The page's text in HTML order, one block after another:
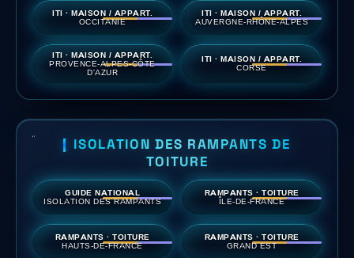
ITI · MAISON / APPART.
OCCITANIE
ITI · MAISON / APPART.
AUVERGNE-RHÔNE-ALPES
ITI · MAISON / APPART.
PROVENCE-ALPES-CÔTE
D'AZUR
ITI · MAISON / APPART.
CORSE
ISOLATION DES RAMPANTS DE
TOITURE
GUIDE NATIONAL
ISOLATION DES RAMPANTS
RAMPANTS · TOITURE
ÎLE-DE-FRANCE
RAMPANTS · TOITURE
HAUTS-DE-FRANCE
RAMPANTS · TOITURE
GRAND EST